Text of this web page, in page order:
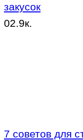
закусок
02.9к.
7 советов для